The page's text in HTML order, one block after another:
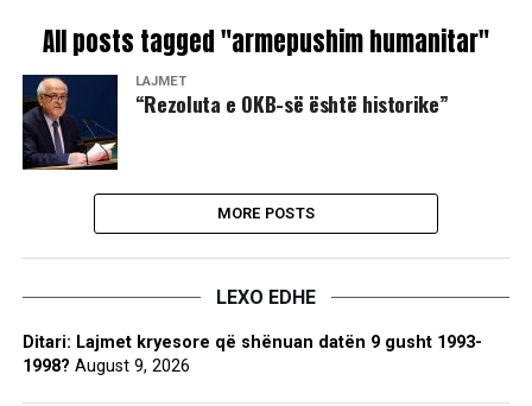
All posts tagged "armepushim humanitar"
LAJMET
“Rezoluta e OKB-së është historike”
MORE POSTS
LEXO EDHE
Ditari: Lajmet kryesore që shënuan datën 9 gusht 1993-
1998? August 9, 2026